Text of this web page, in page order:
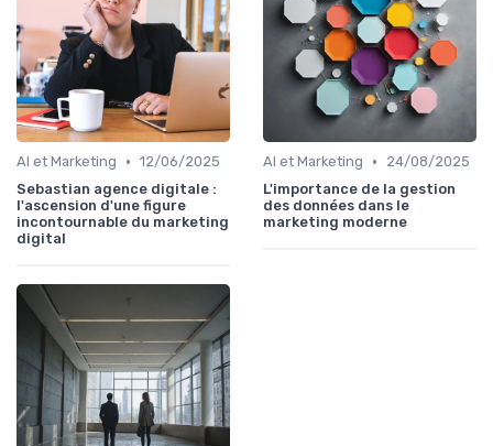
AI et Marketing • 12/06/2025
Sebastian agence digitale :
l'ascension d'une figure
incontournable du marketing
digital
AI et Marketing •
24/08/2025
L'importance de la gestion
des données dans le
marketing moderne